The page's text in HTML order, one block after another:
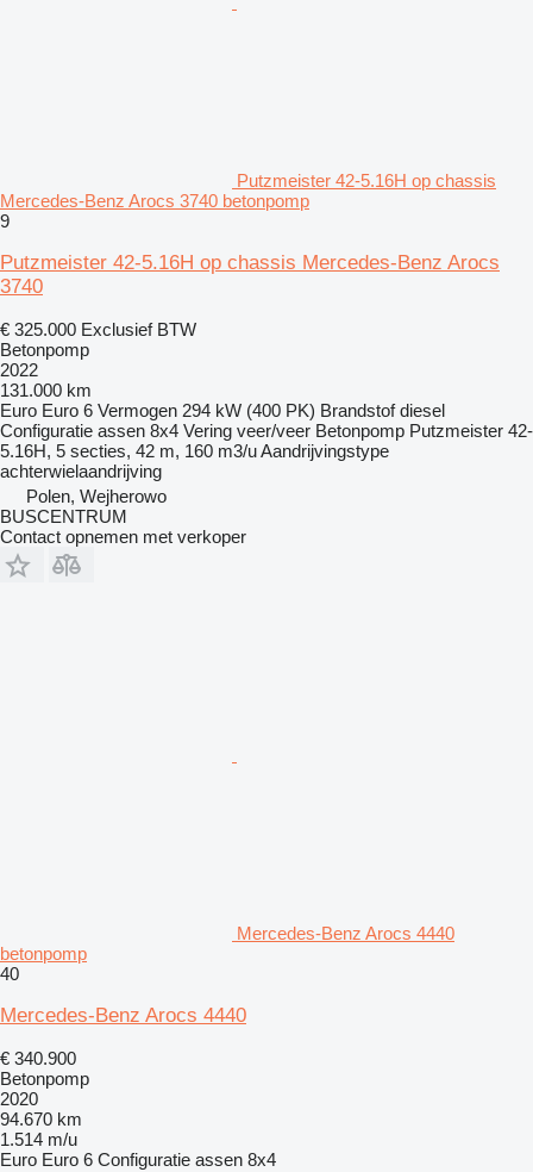
Putzmeister 42-5.16H op chassis
Mercedes-Benz Arocs 3740 betonpomp
9
Putzmeister 42-5.16H op chassis Mercedes-Benz Arocs
3740
€ 325.000 Exclusief BTW
Betonpomp
2022
131.000 km
Euro Euro 6 Vermogen 294 kW (400 PK) Brandstof diesel
Configuratie assen 8x4 Vering veer/veer Betonpomp Putzmeister 42-
5.16H, 5 secties, 42 m, 160 m3/uAandrijvingstype
achterwielaandrijving
Polen, Wejherowo
BUSCENTRUM
Contact opnemen met verkoper
Mercedes-Benz Arocs 4440
betonpomp
40
Mercedes-Benz Arocs 4440
€ 340.900
Betonpomp
2020
94.670 km
1.514 m/u
Euro Euro 6 Configuratie assen 8x4